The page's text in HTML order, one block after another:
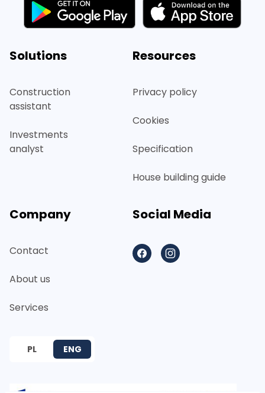
Solutions
Construction
assistant
Investments
analyst
Resources
Privacy policy
Cookies
Specification
House building guide
Company
Contact
About us
Services
Social Media
PL ENG